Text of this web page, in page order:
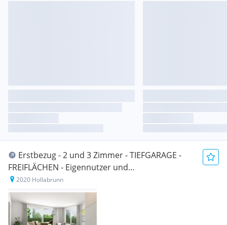
Erstbezug - 2 und 3 Zimmer - TIEFGARAGE -
FREIFLÄCHEN - Eigennutzer und
Anlegerwohnungen
2020 Hollabrunn